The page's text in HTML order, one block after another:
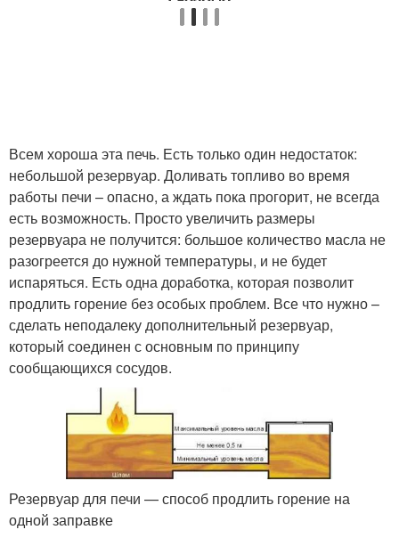
Всем хороша эта печь. Есть только один недостаток:
небольшой резервуар. Доливать топливо во время
работы печи – опасно, а ждать пока прогорит, не всегда
есть возможность. Просто увеличить размеры
резервуара не получится: большое количество масла не
разогреется до нужной температуры, и не будет
испаряться. Есть одна доработка, которая позволит
продлить горение без особых проблем. Все что нужно –
сделать неподалеку дополнительный резервуар,
который соединен с основным по принципу
сообщающихся сосудов.
Резервуар для печи — способ продлить горение на
одной заправке